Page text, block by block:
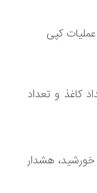
عملیات کپی
کاغذ و تعداد
هشدار